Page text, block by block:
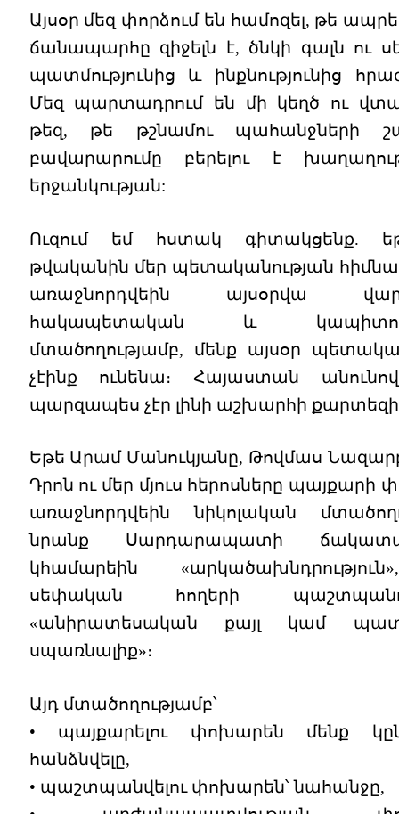
Այսօր մեզ փորձում են համոզել, թե
ճանապարհը զիջելն է, ծնկի գալն ու
պատմությունից և ինքնությունից
Մեզ պարտադրում են մի կեղծ ու
թեզ, թե թշնամու պահանջների
բավարարումը բերելու է
երջանկության:
Ուզում եմ հստակ գիտակցենք.
թվականին մեր պետականության
առաջնորդվեին այսօրվա
հակապետական և
մտածողությամբ, մենք այսօր
չէինք ունենա։ Հայաստան
պարզապես չէր լինի աշխարհի քարտեզի
Եթե Արամ Մանուկյանը, Թովմաս
Դրոն ու մեր մյուս հերոսները պայքարի
առաջնորդվեին նիկոլական
նրանք Սարդարապատի
կհամարեին
սեփական հողերի
«անիրատեսական քայլ կամ
սպառնալիք»։
Այդ մտածողությամբ՝
• պայքարելու փոխարեն մենք
հանձնվելը,
• պաշտպանվելու փոխարեն՝ նահանջը,